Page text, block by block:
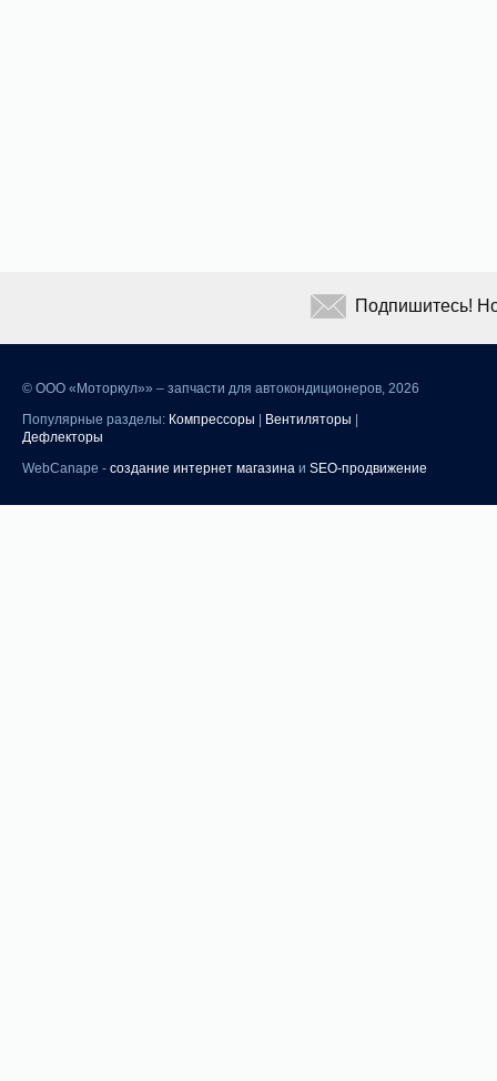
© ООО «Моторкул»» – запчасти для автокондиционеров, 2026
Популярные разделы: Компрессоры Вентиляторы
Дефлекторы
WebCanape - создание интернет магазина и SEO-продвижение
Подпишитесь!